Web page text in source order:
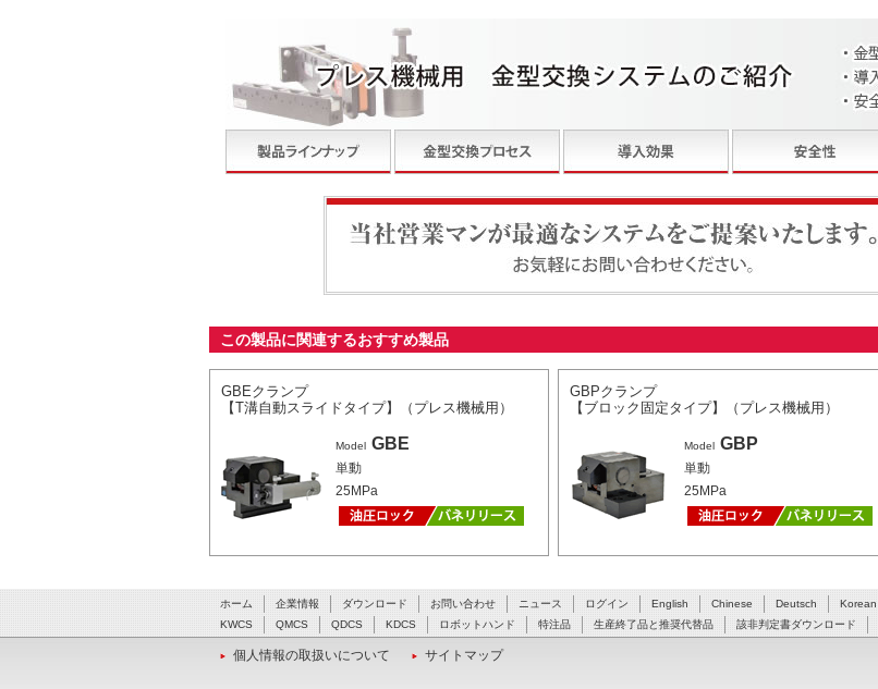
この製品に関連するおすすめ製品
GBEクランプ
【T溝自動スライドタイプ】（プレス機械用）
Model GBE
単動
25MPa
GBPクランプ
【ブロック固定タイプ】（プレス機械用）
Model GBP
単動
25MPa
ホーム 企業情報 ダウンロード お問い合わせ ニュース ログイン English Chinese Deutsch Korean
KWCS
QMCS QDCS KDCS ロボットハンド 特注品 生産終了品と推奨代替品 該非判定書ダウンロード
個人情報の取扱いについて サイトマップ